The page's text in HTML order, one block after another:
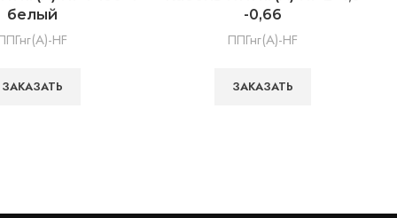
белый
HF
ЗАКАЗАТЬ
-0,66
ППГнг(А)-HF
ЗАКАЗАТЬ